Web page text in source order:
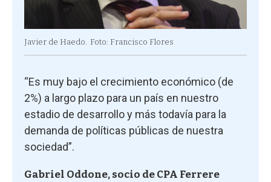
Javier de Haedo. Foto: Francisco Flores
“Es muy bajo el crecimiento económico (de
2%) a largo plazo para un país en nuestro
estadio de desarrollo y más todavía para la
demanda de políticas públicas de nuestra
sociedad”.
Gabriel Oddone, socio de CPA Ferrere